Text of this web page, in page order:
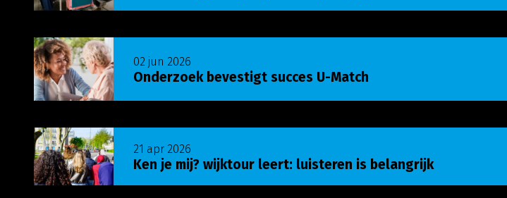
Onderzoek bevestigt succes U-Match
02 jun 2026
Lees meer over Onderzoek bevestigt succes U-Match
Ken je mij? wijktour leert: luisteren is belangrijk
21 apr 2026
Lees meer over Ken je mij? wijktour leert: luisteren is belangrijk